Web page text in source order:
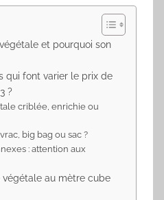
et pourquoi son
qui font varier le prix de
?
criblée, enrichie ou
big bag ou sac ?
: attention aux
au mètre cube